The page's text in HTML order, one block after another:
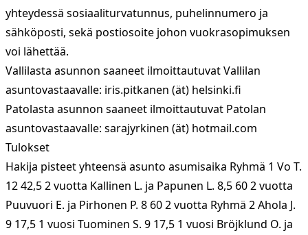
yhteydessä sosiaaliturvatunnus, puhelinnumero ja
sähköposti, sekä postiosoite johon vuokrasopimuksen
voi lähettää.
Vallilasta asunnon saaneet ilmoittautuvat Vallilan
asuntovastaavalle: iris.pitkanen (ät) helsinki.fi
Patolasta asunnon saaneet ilmoittautuvat Patolan
asuntovastaavalle: sarajyrkinen (ät) hotmail.com
Tulokset
Hakija pisteet yhteensä asunto asumisaika Ryhmä 1 Vo T.
12 42,5 2 vuotta Kallinen L. ja Papunen L. 8,5 60 2 vuotta
Puuvuori E. ja Pirhonen P. 8 60 2 vuotta Ryhmä 2 Ahola J.
9 17,5 1 vuosi Tuominen S. 9 17,5 1 vuosi Bröjklund O. ja